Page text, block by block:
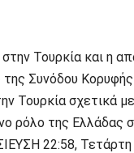
Τουρκία και η
Συνόδου
Τουρκία σχετικά
ρόλο της Ελλάδας
22:58, Τετάρτη